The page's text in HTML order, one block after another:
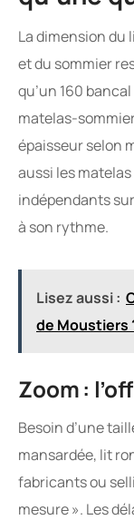
La dimension du
et du sommier
qu’un 160
matelas-
épaisseur selon
aussi les
indépendants
à son rythme.
Lisez aussi :
de Moustiers
Zoom :
Besoin d’une
mansardée, lit
fabricants ou
mesure ». Les